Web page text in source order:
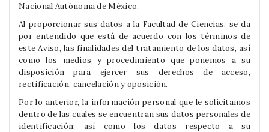
Nacional Autónoma de México.
Al proporcionar sus datos a la Facultad de Ciencias, se da
por entendido que está de acuerdo con los términos de
este Aviso, las finalidades del tratamiento de los datos, así
como los medios y procedimiento que ponemos a su
disposición para ejercer sus derechos de acceso,
rectificación, cancelación y oposición.
Por lo anterior, la información personal que le solicitamos
dentro de las cuales se encuentran sus datos personales de
identificación, así como los datos respecto a su